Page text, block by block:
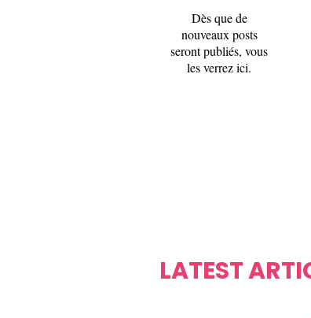
Dès que de
nouveaux posts
seront publiés, vous
les verrez ici.
LATEST